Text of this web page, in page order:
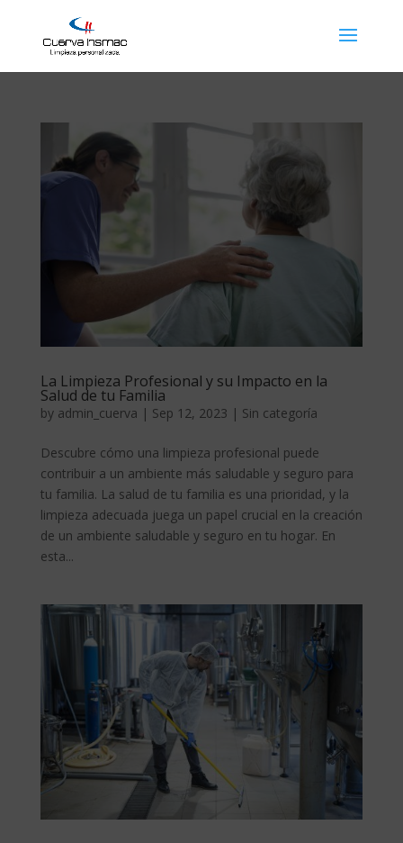
La Limpieza Profesional y su Impacto en la
Salud de tu Familia
by admin_cuerva | Sep 12, 2023 | Sin categoría
Descubre cómo una limpieza profesional puede
contribuir a un ambiente más saludable y seguro para
tu familia. La salud de tu familia es una prioridad, y la
limpieza adecuada juega un papel crucial en la creación
de un ambiente saludable y seguro en tu hogar. En
esta...